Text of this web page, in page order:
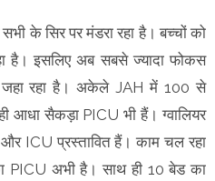
के सिर पर मंडरा रहा है। बच्चों को
है। इसलिए अब सबसे ज्यादा फोकस
रहा है। अकेले JAH में 100 से
आधा सैकड़ा PICU भी हैं। ग्वालियर
ICU प्रस्तावित हैं। काम चल रहा
PICU अभी है। साथ ही 10 बेड का